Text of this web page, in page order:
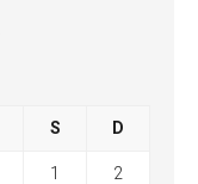
S D
1 2